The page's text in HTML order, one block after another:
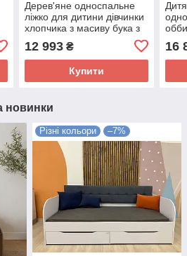
Дерев'яне односпальне
ліжко для дитини дівчинки
хлопчика з масиву бука з
Хатинка Дрімка
80x190/200
12 993₴
Купити
16
новинки
Різні кольори –7%